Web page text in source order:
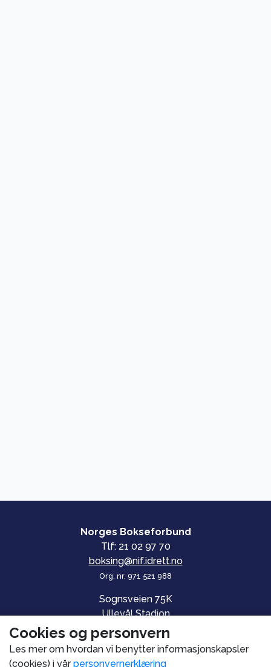
Norges Bokseforbund
Tlf: 21 02 97 70
boksing@nif.idrett.no
Org. nr. 971 521 988
Sognsveien 75K
Ullevål Stadion
0840 OSLO
© Norges Bokseforbund
Cookies og personvern
Les mer om hvordan vi benytter informasjonskapsler
(cookies) i vårpersonvernerklæring